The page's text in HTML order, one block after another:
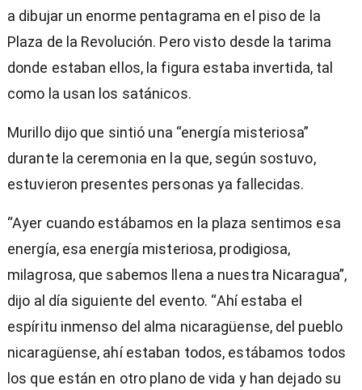
a dibujar un enorme pentagrama en el piso de la
Plaza de la Revolución. Pero visto desde la tarima
donde estaban ellos, la figura estaba invertida, tal
como la usan los satánicos.
Murillo dijo que sintió una “energía misteriosa”
durante la ceremonia en la que, según sostuvo,
estuvieron presentes personas ya fallecidas.
“Ayer cuando estábamos en la plaza sentimos esa
energía, esa energía misteriosa, prodigiosa,
milagrosa, que sabemos llena a nuestra Nicaragua”,
dijo al día siguiente del evento. “Ahí estaba el
espíritu inmenso del alma nicaragüense, del pueblo
nicaragüense, ahí estaban todos, estábamos todos
los que están en otro plano de vida y han dejado su